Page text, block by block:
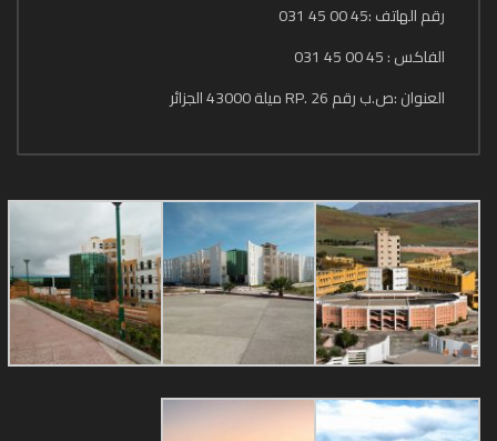
رقم الهاتف :45 00 45 031
الفاكس : 45 00 45 031
العنوان :ص.ب رقم 26 .RP ميلة 43000 الجزائر